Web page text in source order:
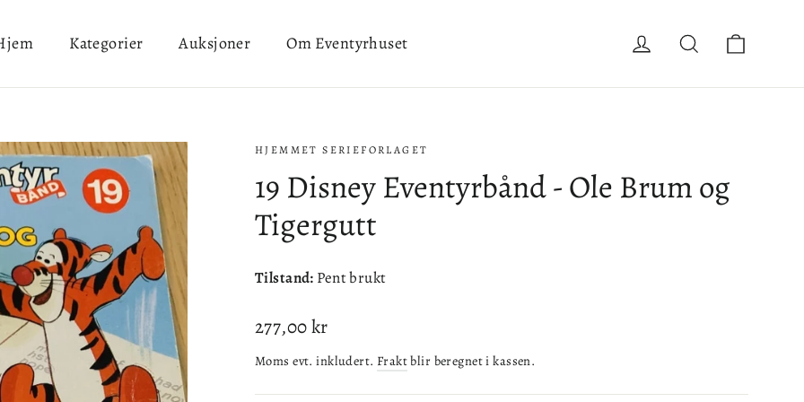
Kategorier Auksjoner Om Eventyrhuset Logg inn
HJEMMET SERIEFORLAGET
19 Disney Eventyrbånd - Ole Brum og
Tigergutt
Tilstand: Pent brukt
Ordinær
277,00 kr
Moms evt. inkludert. Fraktblir beregnet i kassen.